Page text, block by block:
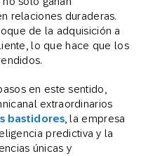
relaciones duraderas.
de la adquisición a
lo que hace que los
en este sentido,
extraordinarios
bastidores, la empresa
predictiva y la
únicas y